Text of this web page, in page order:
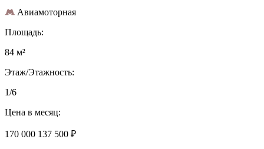
Авиамоторная
Площадь:
84 м²
Этаж/Этажность:
1/6
Цена в месяц:
170 000 137 500 ₽